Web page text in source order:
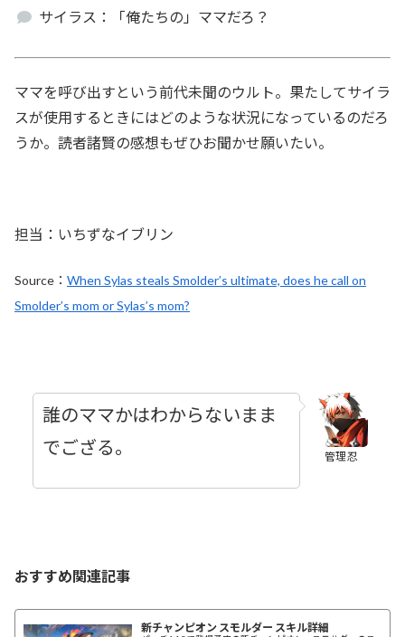
サイラス：「俺たちの」ママだろ？
ママを呼び出すという前代未聞のウルト。果たしてサイラ
スが使用するときにはどのような状況になっているのだろ
うか。読者諸賢の感想もぜひお聞かせ願いたい。
担当：いちずなイブリン
Source： When Sylas steals Smolder’s ultimate, does he call on
Smolder’s mom or Sylas’s mom?
管理忍
誰のママかはわからないまま
でござる。
おすすめ関連記事
新チャンピオン スモルダー スキル詳細